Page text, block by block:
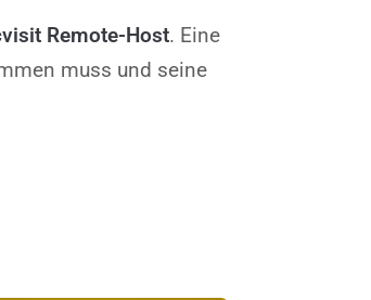
Remote-Host. Eine
muss und seine